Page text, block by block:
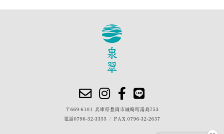
〒669-6101 兵庫県豊岡市城崎町湯島753
電話0796-32-3355 / FAX.0796-32-2637